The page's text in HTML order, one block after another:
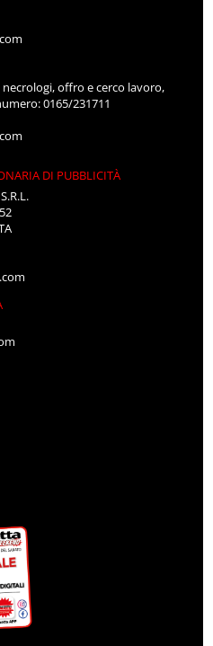
offro e cerco lavoro,
0165/231711
DI PUBBLICITÀ